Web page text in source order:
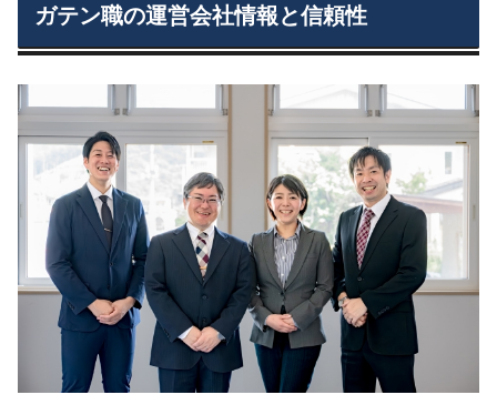
ガテン職の運営会社情報と信頼性